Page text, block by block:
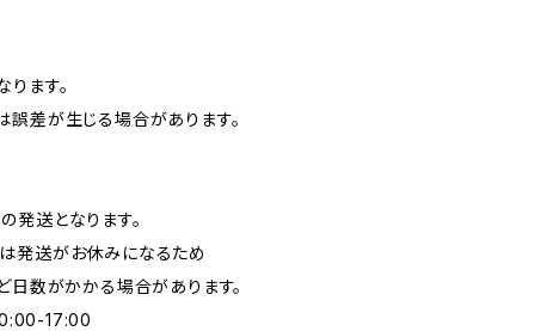
ます。
差が生じる場合があります。
送となります。
発送がお休みになるため
数がかかる場合があります。
17:00